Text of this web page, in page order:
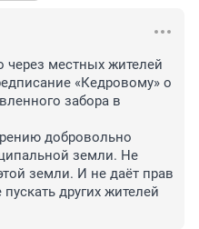
через местных жителей
«Кедровому» о
забора в
добровольно
земли. Не
земли. И не даёт прав
других жителей